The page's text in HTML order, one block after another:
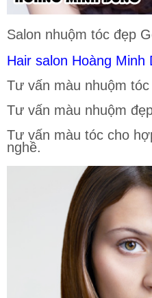
Salon nhuộm tóc đẹp
Hair salon Hoàng Minh
Tư vấn màu nhuộm
Tư vấn màu nhuộm
Tư vấn màu tóc cho
nghề.